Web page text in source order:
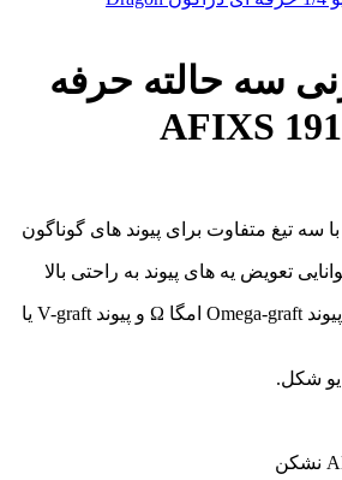
سه حالته حرفه
سه تیغ متفاوت برای پیوند های گوناگون
دارای سه عددتیغه برای پیوند Omega-graft امگا Ω و پیوند V-graft یا